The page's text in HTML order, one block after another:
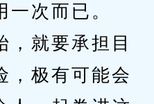
次而已。
就要承担目
，极有可能会